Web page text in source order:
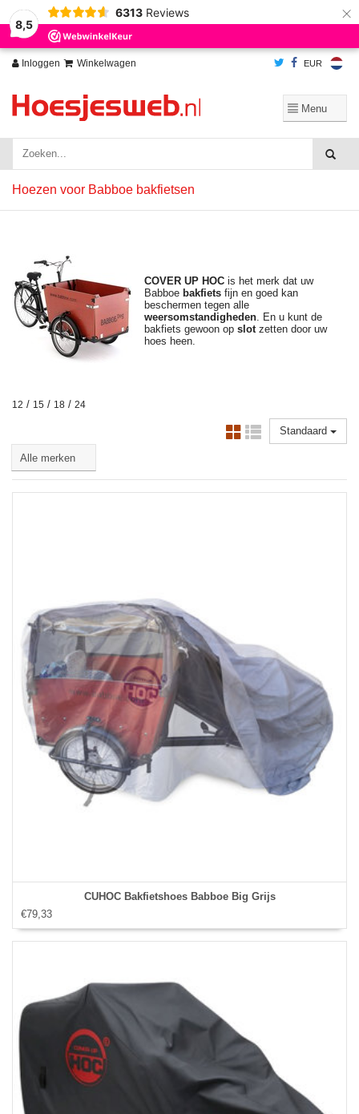
8,5
6313 Reviews ×
Inloggen Winkelwagen EUR
Hoezen voor Babboe bakfietsen
COVER UP HOC is het merk dat uw
Babboe bakfiets fijn en goed kan
beschermen tegen alle
weersomstandigheden. En u kunt de
bakfiets gewoon op slotzetten door uw
hoes heen.
12 / 15 / 18 / 24
Standaard
CUHOC Bakfietshoes Babboe Big Grijs
€79,33
Wij slaan cookies op om onze website te verbeteren. Is dat akkoord?
Ja
Nee